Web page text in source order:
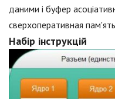
даними і буфер
сверхоперативная
Набір інструкцій